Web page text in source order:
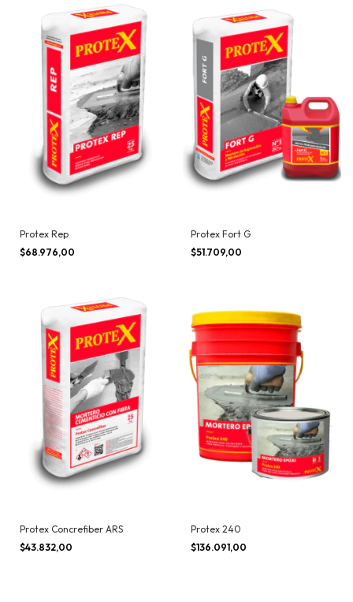
Protex Rep
$68.976,00
Protex Fort G
$51.709,00
Protex Concrefiber ARS
$43.832,00
Protex 240
$136.091,00